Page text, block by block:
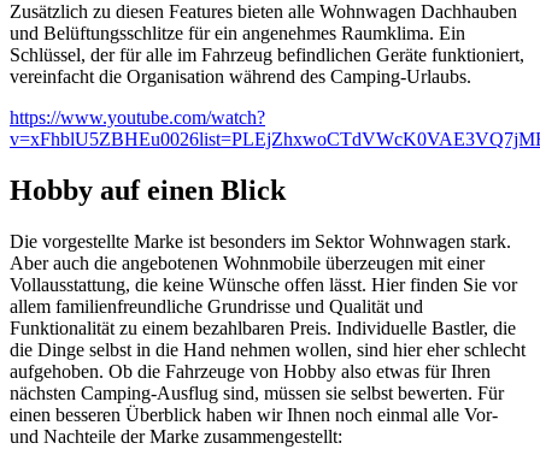
Zusätzlich zu diesen Features bieten alle Wohnwagen Dachhauben
und Belüftungsschlitze für ein angenehmes Raumklima. Ein
Schlüssel, der für alle im Fahrzeug befindlichen Geräte funktioniert,
vereinfacht die Organisation während des Camping-Urlaubs.
https://www.youtube.com/watch?
Hobby auf einen Blick
Die vorgestellte Marke ist besonders im Sektor Wohnwagen stark.
Aber auch die angebotenen Wohnmobile überzeugen mit einer
Vollausstattung, die keine Wünsche offen lässt. Hier finden Sie vor
allem familienfreundliche Grundrisse und Qualität und
Funktionalität zu einem bezahlbaren Preis. Individuelle Bastler, die
die Dinge selbst in die Hand nehmen wollen, sind hier eher schlecht
aufgehoben. Ob die Fahrzeuge von Hobby also etwas für Ihren
nächsten Camping-Ausflug sind, müssen sie selbst bewerten. Für
einen besseren Überblick haben wir Ihnen noch einmal alle Vor-
und Nachteile der Marke zusammengestellt: